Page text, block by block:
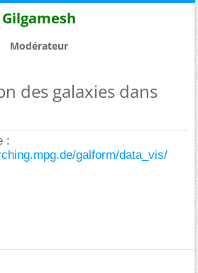
Gilgamesh
Modérateur
des galaxies dans
:
galform/data_vis/